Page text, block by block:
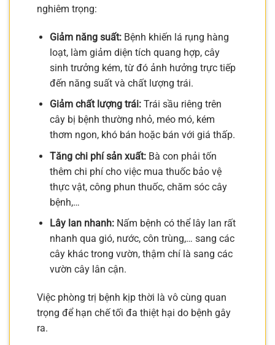
nghiêm trọng:
Giảm năng suất:Bệnh khiến lá rụng hàng
loạt, làm giảm diện tích quang hợp, cây
sinh trưởng kém, từ đó ảnh hưởng trực tiếp
đến năng suất và chất lượng trái.
Giảm chất lượng trái:Trái sầu riêng trên
cây bị bệnh thường nhỏ, méo mó, kém
thơm ngon, khó bán hoặc bán với giá thấp.
Tăng chi phí sản xuất:Bà con phải tốn
thêm chi phí cho việc mua thuốc bảo vệ
thực vật, công phun thuốc, chăm sóc cây
bệnh,…
Lây lan nhanh:Nấm bệnh có thể lây lan rất
nhanh qua gió, nước, côn trùng,… sang các
cây khác trong vườn, thậm chí là sang các
vườn cây lân cận.
Việc phòng trị bệnh kịp thời là vô cùng quan
trọng để hạn chế tối đa thiệt hại do bệnh gây
ra.